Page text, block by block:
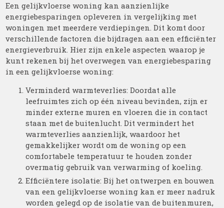
Een gelijkvloerse woning kan aanzienlijke
energiebesparingen opleveren in vergelijking met
woningen met meerdere verdiepingen. Dit komt door
verschillende factoren die bijdragen aan een efficiënter
energieverbruik. Hier zijn enkele aspecten waarop je
kunt rekenen bij het overwegen van energiebesparing
in een gelijkvloerse woning:
Verminderd warmteverlies: Doordat alle
leefruimtes zich op één niveau bevinden, zijn er
minder externe muren en vloeren die in contact
staan met de buitenlucht. Dit vermindert het
warmteverlies aanzienlijk, waardoor het
gemakkelijker wordt om de woning op een
comfortabele temperatuur te houden zonder
overmatig gebruik van verwarming of koeling.
Efficiëntere isolatie: Bij het ontwerpen en bouwen
van een gelijkvloerse woning kan er meer nadruk
worden gelegd op de isolatie van de buitenmuren,